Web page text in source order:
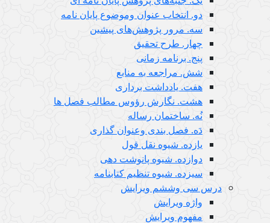
دو. انتخاب عنوان وموضوع پایان نامه
سه. مرور پژوهش‌های پیشین
چهار. طرح تحقیق
پنج. برنامه زمانی
شش. مراجعه به منابع
هفت. یادداشت برداری
هشت. نگارش رؤوس مطالب فصل ها
نُه. ساختمان رساله
دَه. فصل بندی وعنوان گذاری
یازده. شیوه نقل قول
دوازده. شیوه پانوشت دهی
سیزده. شیوه تنظیم کتابنامه
درس سی وششم ویرایش
واژه ویرایش
مفهوم ویرایش